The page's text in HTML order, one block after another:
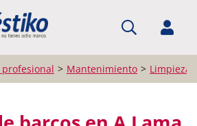
Mantenimiento Limpieza